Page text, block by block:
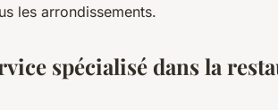
les arrondissements.
spécialisé dans la